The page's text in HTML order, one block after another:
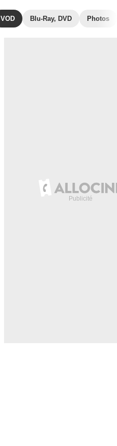
VOD Blu-Ray, DVD Photos